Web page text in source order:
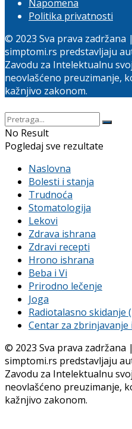
Napomena
Politika privatnosti
© 2023 Sva prava
simptomi.rs predstavljaju
Zavodu za Intelektualnu
neovlašćeno preuzimanje,
kažnjivo zakonom.
No Result
Pogledaj sve rezultate
Naslovna
Bolesti i stanja
Trudnoća
Stomatologija
Lekovi
Zdrava ishrana
Zdravi recepti
Hrono ishrana
Beba i Vi
Prirodno lečenje
Joga
Radiotalasno skidanje
Centar za zbrinjavanje
© 2023 Sva prava
simptomi.rs predstavljaju
Zavodu za Intelektualnu
neovlašćeno preuzimanje,
kažnjivo zakonom.